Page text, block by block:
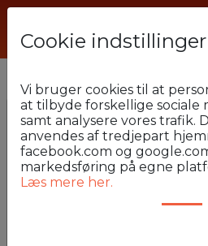
Kontakt os
Til*
Cookie indstillinger
Vi bruger cookies til at
at tilbyde forskellige
samt analysere vores trafik.
anvendes af tredjepart
facebook.com og
markedsføring på egne
Læs mere her.